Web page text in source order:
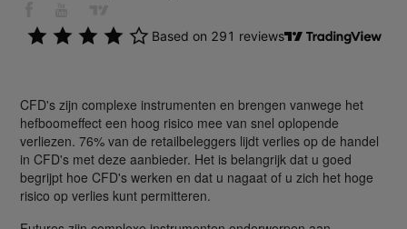
CFD's zijn complexe instrumenten en brengen vanwege het
hefboomeffect een hoog risico mee van snel oplopende
verliezen. 76% van de retailbeleggers lijdt verlies op de handel
in CFD's met deze aanbieder. Het is belangrijk dat u goed
begrijpt hoe CFD's werken en dat u nagaat of u zich het hoge
risico op verlies kunt permitteren.